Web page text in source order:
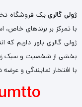
ژولی گالرییک فروشگاه
با تمرکز بر برندهای خاص،
ژولی گالری باور داریم
بخشی از شخصیت و سبک
با افتخار نمایندگی و عرضه